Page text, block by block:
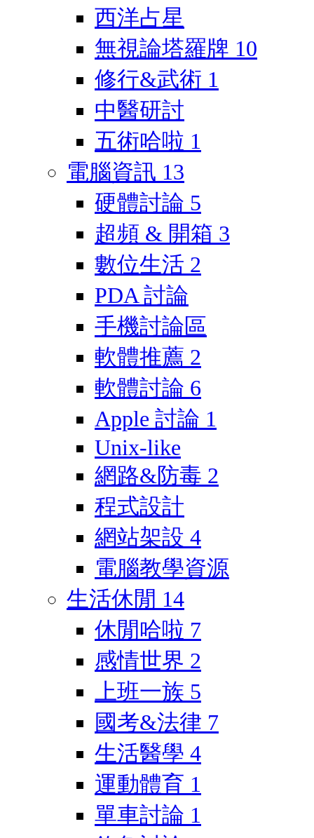
西洋占星
無視論塔羅牌 10
修行&武術 1
中醫研討
五術哈啦 1
電腦資訊 13
硬體討論 5
超頻 & 開箱 3
數位生活 2
PDA 討論
手機討論區
軟體推薦 2
軟體討論 6
Apple 討論 1
Unix-like
網路&防毒 2
程式設計
網站架設 4
電腦教學資源
生活休閒 14
休閒哈啦 7
感情世界 2
上班一族 5
國考&法律 7
生活醫學 4
運動體育 1
單車討論 1